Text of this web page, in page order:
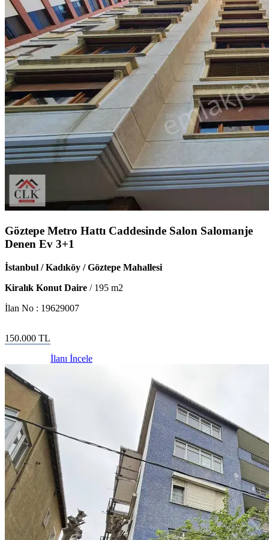
Göztepe Metro Hattı Caddesinde Salon Salomanje
Denen Ev 3+1
İstanbul / Kadıköy / Göztepe Mahallesi
Kiralık Konut Daire / 195 m2
İlan No : 19629007
150.000 TL
İlanı İncele